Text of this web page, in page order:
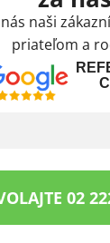
naši
priateľom a
02